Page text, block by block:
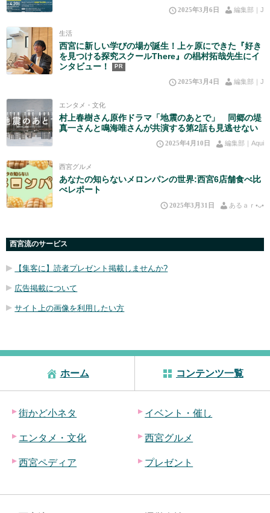
2025年3月6日 編集部｜J
生活
西宮に新しい学びの場が誕生！上ヶ原にできた『好き
を見つける探究スクールThere』の椙村拓哉先生にイ
ンタビュー！
PR
2025年3月4日 編集部｜J
エンタメ・文化
村上春樹さん原作ドラマ「地震のあとで」 同郷の堤
真一さんと鳴海唯さんが共演する第2話も見逃せない
2025年4月10日 編集部｜Aqui
西宮グルメ
あなたの知らないメロンパンの世界:西宮6店舗食べ比
べレポート
2025年3月31日 あるａｒ•⁠ᴗ⁠•⁠
西宮流のサービス
【集客に】読者プレゼント掲載しませんか?
広告掲載について
サイト上の画像を利用したい方
ホーム コンテンツ一覧
街かど小ネタ イベント・催し
エンタメ・文化 西宮グルメ
西宮ペディア プレゼント